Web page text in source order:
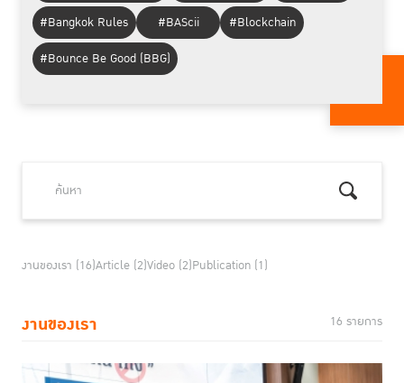
#Bangkok Rules
#BAScii
#Blockchain
#Bounce Be Good (BBG)
งานของเรา (16)Article (2)Video (2)Publication (1)
งานของเรา 16 รายการ